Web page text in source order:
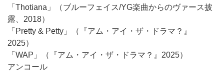
「Thotiana」（ブルーフェイス/YG楽曲からのヴァース披
露、2018）
「Pretty & Petty」（『アム・アイ・ザ・ドラマ？』
2025）
「WAP」（『アム・アイ・ザ・ドラマ？』2025）
アンコール